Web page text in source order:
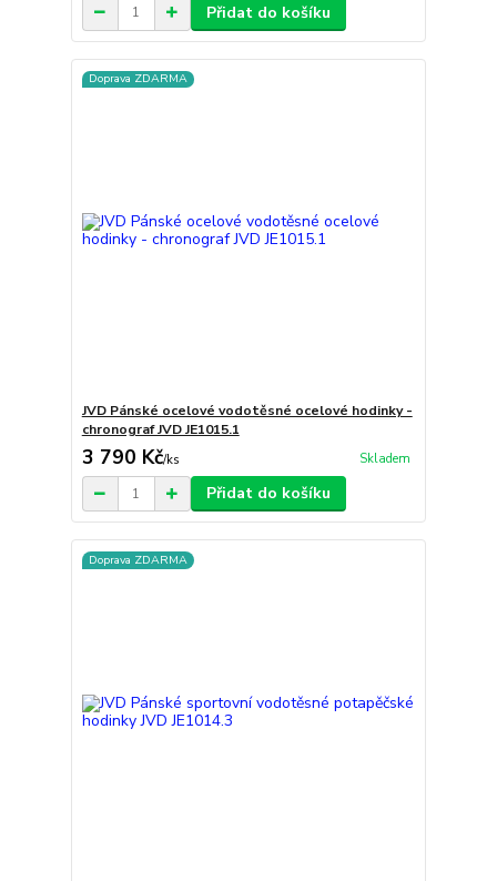
Přidat do košíku
Doprava ZDARMA
JVD Pánské ocelové vodotěsné ocelové hodinky -
chronograf JVD JE1015.1
3 790 Kč/ks Skladem
Přidat do košíku
Doprava ZDARMA